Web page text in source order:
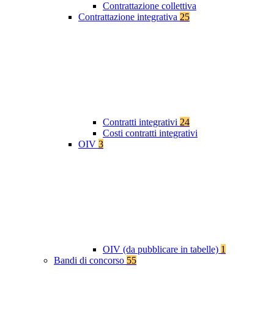
Contrattazione collettiva
Contrattazione integrativa 25
Contratti integrativi 24
Costi contratti integrativi
OIV 3
OIV (da pubblicare in tabelle) 1
Bandi di concorso 55